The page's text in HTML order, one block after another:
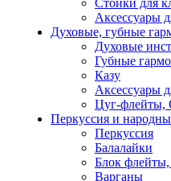
Стойки для
Аксессуары
Духовые, губные
Духовые
Губные
Казу
Аксессуары
Цуг-флейты,
Перкуссия и
Перкуссия
Балалайки
Блок флейты,
Варганы